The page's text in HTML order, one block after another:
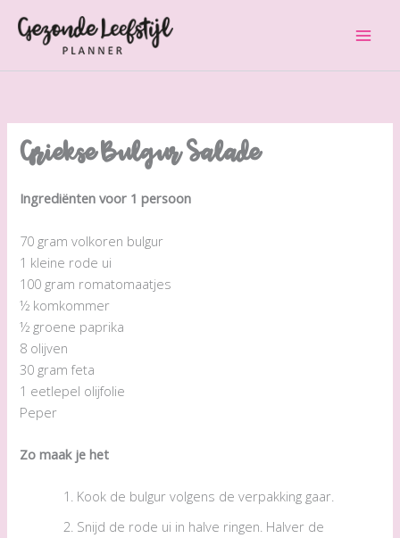
naar
inhoud
Griekse Bulgur Salade
Ingrediënten voor 1 persoon
70 gram volkoren bulgur
1 kleine rode ui
100 gram romatomaatjes
½ komkommer
½ groene paprika
8 olijven
30 gram feta
1 eetlepel olijfolie
Peper
Zo maak je het
Kook de bulgur volgens de verpakking gaar.
Snijd de rode ui in halve ringen. Halver de